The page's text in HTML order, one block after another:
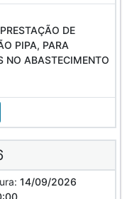
DE
PIPA, PARA
NO ABASTECIMENTO
14/09/2026